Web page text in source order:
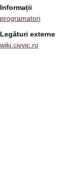
Informații
programatori
Legături externe
wiki.civvic.ro